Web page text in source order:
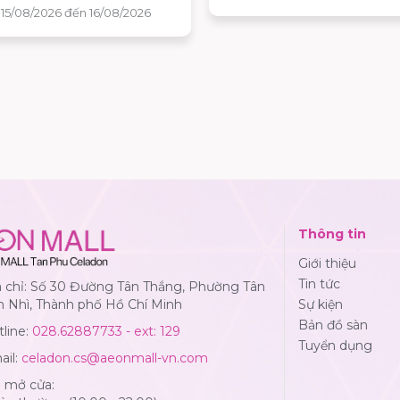
08/2026 đến 16/08/2026
chỉ: Số 30 Đường Tân Thắng, Phường Tân
Nhì, Thành phố Hồ Chí Minh
028.62887733 - ext: 129
celadon.cs@aeonmall-vn.com
mở cửa:
Thông tin
Giới thiệu
Tin tức
Sự kiện
Bản đồ sàn
Tuyển dụng